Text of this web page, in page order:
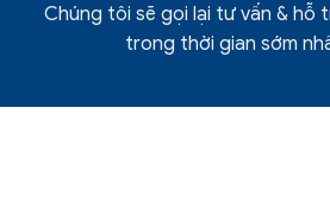
Chúng tôi sẽ gọi lại tư vấn & hỗ
trong thời gian sớm